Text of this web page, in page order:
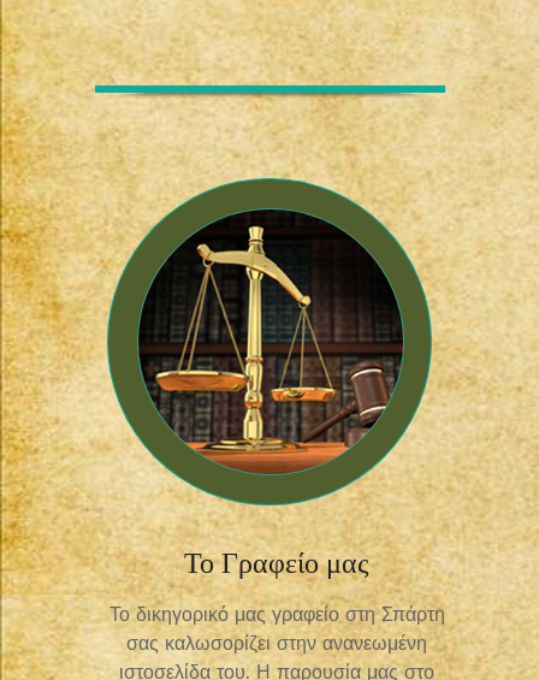
Το Γραφείο μας
Το δικηγορικό μας γραφείο στη Σπάρτη
σας καλωσορίζει στην ανανεωμένη
ιστοσελίδα του. Η παρουσία μας στο